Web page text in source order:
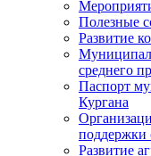
Полезные
Развитие
среднего
Паспорт
Кургана
Развитие